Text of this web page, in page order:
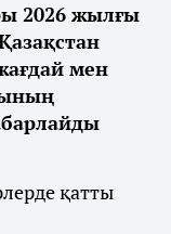
2026 жылғы
мен
қатты